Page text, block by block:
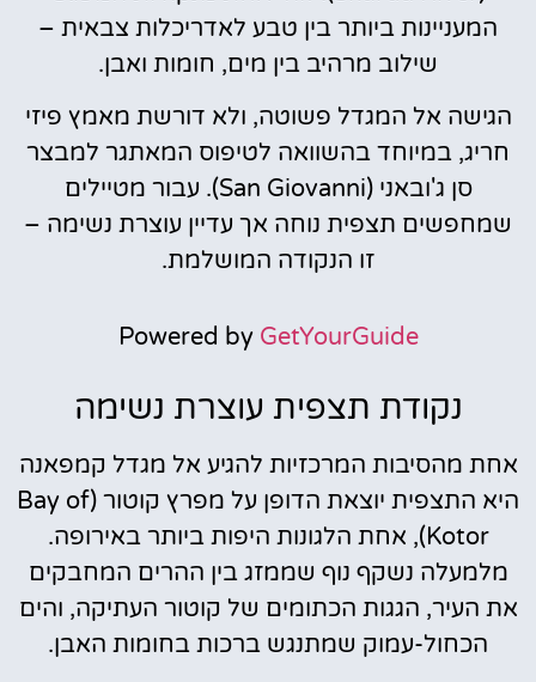
המעניינות ביותר בין טבע לאדריכלות צבאית –
שילוב מרהיב בין מים, חומות ואבן.
הגישה אל המגדל פשוטה, ולא דורשת מאמץ פיזי
חריג, במיוחד בהשוואה לטיפוס המאתגר למבצר
סן ג'ובאני (San Giovanni). עבור מטיילים
שמחפשים תצפית נוחה אך עדיין עוצרת נשימה –
זו הנקודה המושלמת.
Powered by GetYourGuide
נקודת תצפית עוצרת נשימה
אחת מהסיבות המרכזיות להגיע אל מגדל קמפאנה
היא התצפית יוצאת הדופן על מפרץ קוטור (Bay of
Kotor), אחת הלגונות היפות ביותר באירופה.
מלמעלה נשקף נוף שממזג בין ההרים המחבקים
את העיר, הגגות הכתומים של קוטור העתיקה, והים
הכחול-עמוק שמתנגש ברכות בחומות האבן.